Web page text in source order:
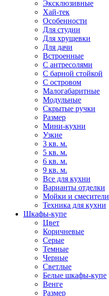
Эксклюзивные
Хай-тек
Особенности
Для студии
Для хрущевки
Для дачи
Встроенные
С антресолями
С барной стойкой
С островом
Малогабаритные
Модульные
Скрытые ручки
Размер
Мини-кухни
Узкие
3 кв. м.
5 кв. м.
6 кв. м.
9 кв. м.
Все для кухни
Варианты отделки
Мойки и смесители
Техника для кухни
Шкафы-купе
Цвет
Коричневые
Серые
Темные
Черные
Светлые
Белые шкафы-купе
Венге
Размер